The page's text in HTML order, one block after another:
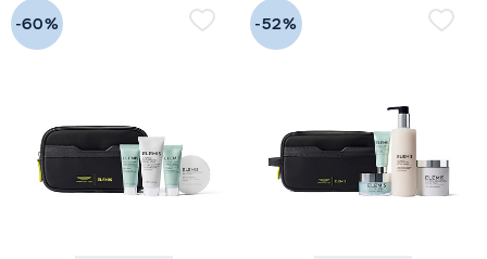
-60% -52%